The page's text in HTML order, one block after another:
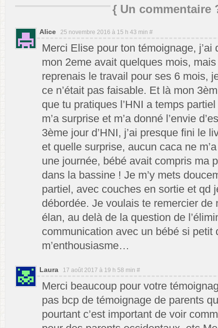
{ Un commentaire
Alice 25 novembre 2016 à 15 h 43 min #
Merci Elise pour ton témoignage, j’ai
mon 2eme avait quelques mois,
reprenais le travail pour ses 6 mois,
ce n’était pas faisable. Et là mon
que tu pratiques l’HNI a temps
m’a surprise et m’a donné l’envie
3ème jour d’HNI, j’ai presque fini le
et quelle surprise, aucun caca ne
une journée, bébé avait compris ma
dans la bassine ! Je m’y mets
partiel, avec couches en sortie et qd
débordée. Je voulais te remercier de
élan, au delà de la question de
communication avec un bébé si petit
m’enthousiasme…
Laura 17 août 2017 à 19 h 58 min #
Merci beaucoup pour votre
pas bcp de témoignage de parents
pourtant c’est important de voir